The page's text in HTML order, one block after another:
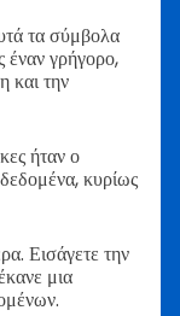
τα σύμβολα
έναν γρήγορο,
και την
ήταν ο
κυρίως
Εισάγετε την
μια